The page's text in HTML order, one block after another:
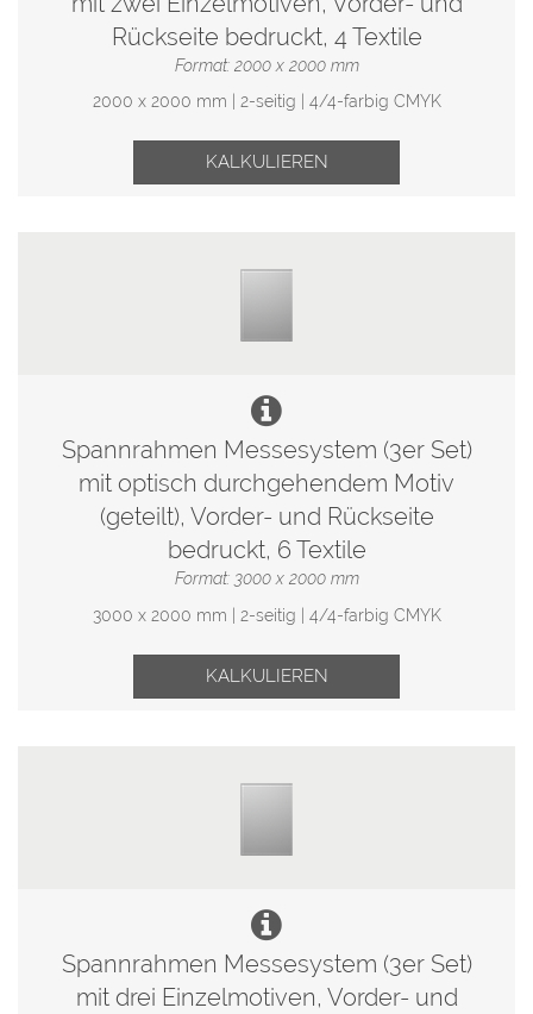
Rückseite bedruckt, 4 Textile
Format: 2000 x 2000 mm
2000 x 2000 mm | 2-seitig | 4/4-farbig CMYK
KALKULIEREN
Spannrahmen Messesystem (3er Set)
mit optisch durchgehendem Motiv
(geteilt), Vorder- und Rückseite
bedruckt, 6 Textile
Format: 3000 x 2000 mm
3000 x 2000 mm | 2-seitig | 4/4-farbig CMYK
KALKULIEREN
Spannrahmen Messesystem (3er Set)
mit drei Einzelmotiven, Vorder- und